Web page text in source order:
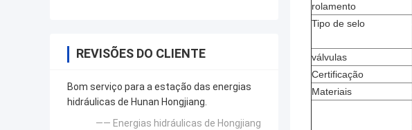
REVISÕES DO CLIENTE
Bom serviço para a estação das energias
hidráulicas de Hunan Hongjiang.
—— Energias hidráulicas de Hongjiang
rolamento
Tipo de selo
válvulas
Certificação
Materiais